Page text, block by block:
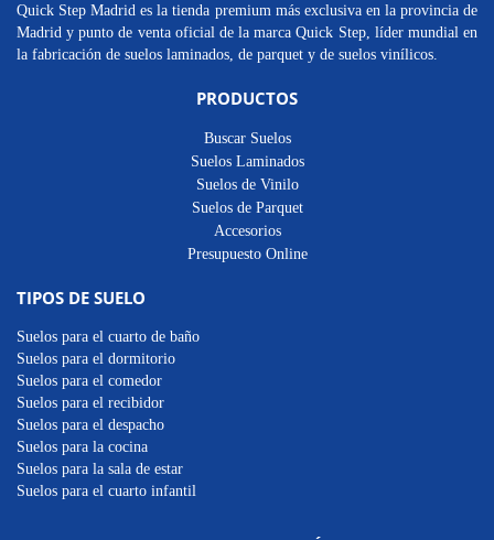
Quick Step Madrid es la tienda premium más exclusiva en la provincia de
Madrid y punto de venta oficial de la marca Quick Step, líder mundial en
la fabricación de suelos laminados, de parquet y de suelos vinílicos.
PRODUCTOS
Buscar Suelos
Suelos Laminados
Suelos de Vinilo
Suelos de Parquet
Accesorios
Presupuesto Online
TIPOS DE SUELO
Suelos para el cuarto de baño
Suelos para el dormitorio
Suelos para el comedor
Suelos para el recibidor
Suelos para el despacho
Suelos para la cocina
Suelos para la sala de estar
Suelos para el cuarto infantil